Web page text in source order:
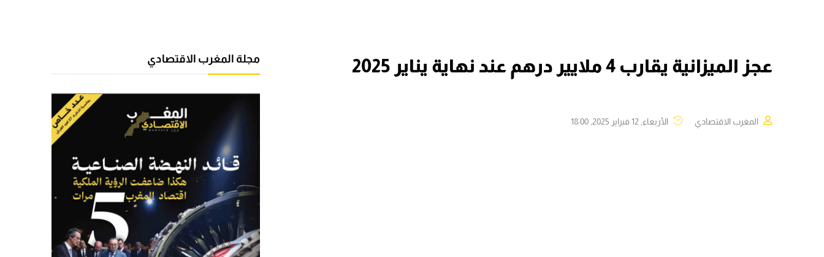
عجز الميزانية يقارب 4 ملايير درهم عند نهاية يناير 2025
المغرب الاقتصادي الأربعاء, 12 فبراير 2025, 18:00
مجلة المغرب الاقتصادي